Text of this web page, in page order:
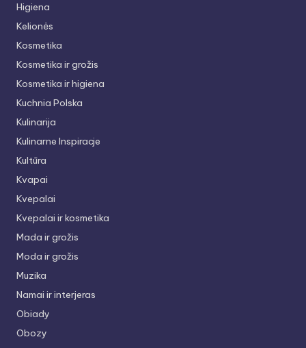
Higiena
Kelionės
Kosmetika
Kosmetika ir grožis
Kosmetika ir higiena
Kuchnia Polska
Kulinarija
Kulinarne Inspiracje
Kultūra
Kvapai
Kvepalai
Kvepalai ir kosmetika
Mada ir grožis
Moda ir grožis
Muzika
Namai ir interjeras
Obiady
Obozy